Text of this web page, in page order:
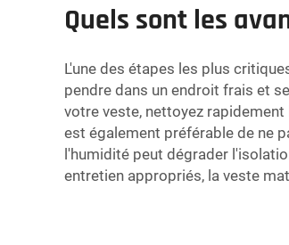
Quels sont les
L'une des étapes les plus
pendre dans un endroit frais et
votre veste, nettoyez
est également préférable de ne
l'humidité peut dégrader
entretien appropriés, la veste